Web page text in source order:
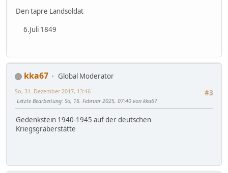
Den tapre Landsoldat
6.Juli 1849
kka67
Global Moderator
#3
So, 31. Dezember 2017, 13:46
Letzte Bearbeitung: So, 16. Februar 2025, 07:40 von kka67
Gedenkstein 1940-1945 auf der deutschen
Kriegsgräberstätte